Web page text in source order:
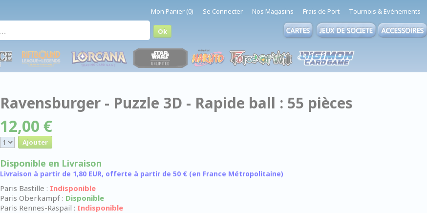
Mon Panier (0) Se Connecter Nos Magasins Frais de Port Tournois & Evènements
Ravensburger - Puzzle 3D - Rapide ball : 55 pièces
12,00 €
Disponible en Livraison
Livraison à partir de 1,80 EUR, offerte à partir de 50 € (en France Métropolitaine)
Paris Bastille : Indisponible
Paris Oberkampf : Disponible
Paris Rennes-Raspail : Indisponible